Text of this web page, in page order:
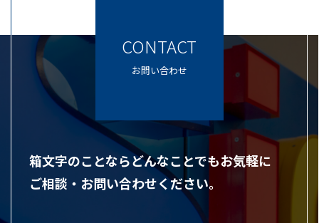
CONTACT
お問い合わせ
箱文字のことならどんなことでもお気軽に
ご相談・お問い合わせください。